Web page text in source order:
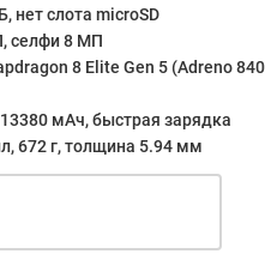
нет слота microSD
селфи 8 МП
8 Elite Gen 5 (Adreno
13380 мАч, быстрая зарядка
672 г, толщина 5.94 мм